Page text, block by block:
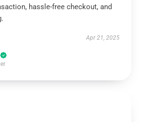
hassle-free checkout, and
Apr 21, 2025